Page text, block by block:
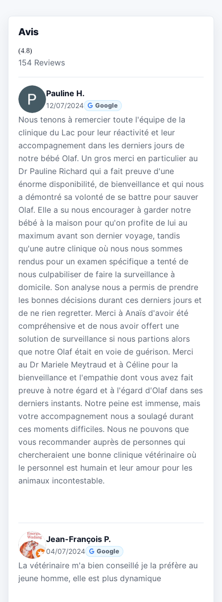
Avis
(4.8)
154 Reviews
Pauline H.
12/07/2024 Google
Nous tenons à remercier toute l'équipe de la
clinique du Lac pour leur réactivité et leur
accompagnement dans les derniers jours de
notre bébé Olaf. Un gros merci en particulier au
Dr Pauline Richard qui a fait preuve d'une
énorme disponibilité, de bienveillance et qui nous
a démontré sa volonté de se battre pour sauver
Olaf. Elle a su nous encourager à garder notre
bébé à la maison pour qu'on profite de lui au
maximum avant son dernier voyage, tandis
qu'une autre clinique où nous nous sommes
rendus pour un examen spécifique a tenté de
nous culpabiliser de faire la surveillance à
domicile. Son analyse nous a permis de prendre
les bonnes décisions durant ces derniers jours et
de ne rien regretter. Merci à Anaïs d'avoir été
compréhensive et de nous avoir offert une
solution de surveillance si nous partions alors
que notre Olaf était en voie de guérison. Merci
au Dr Mariele Meytraud et à Céline pour la
bienveillance et l'empathie dont vous avez fait
preuve à notre égard et à l'égard d'Olaf dans ses
derniers instants. Notre peine est immense, mais
votre accompagnement nous a soulagé durant
ces moments difficiles. Nous ne pouvons que
vous recommander auprès de personnes qui
chercheraient une bonne clinique vétérinaire où
le personnel est humain et leur amour pour les
animaux incontestable.
Jean-François P.
04/07/2024 Google
La vétérinaire m'a bien conseillé je la préfère au
jeune homme, elle est plus dynamique